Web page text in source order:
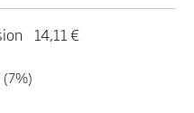
14,11 €
(7%)